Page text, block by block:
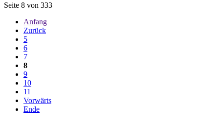
Seite 8 von 333
Anfang
Zurück
5
6
7
8
9
10
11
Vorwärts
Ende